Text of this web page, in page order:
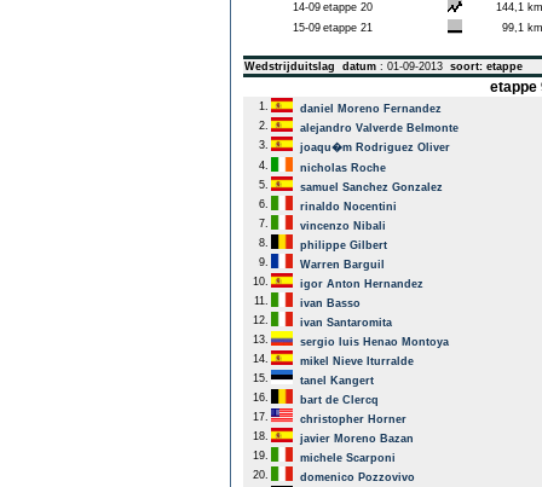
14-09 etappe 20
144,1 km
15-09 etappe 21 99,1 km
Wedstrijduitslag datum : 01-09-2013 soort: etappe
etappe
1.
daniel Moreno Fernandez
2.
alejandro Valverde Belmonte
3.
joaqu�m Rodriguez Oliver
4.
nicholas Roche
5.
samuel Sanchez Gonzalez
6.
rinaldo Nocentini
7.
vincenzo Nibali
8.
philippe Gilbert
9.
Warren Barguil
10.
igor Anton Hernandez
11.
ivan Basso
12.
ivan Santaromita
13.
sergio luis Henao Montoya
14.
mikel Nieve Iturralde
15.
tanel Kangert
16.
bart de Clercq
17.
christopher Horner
18.
javier Moreno Bazan
19.
michele Scarponi
20.
domenico Pozzovivo